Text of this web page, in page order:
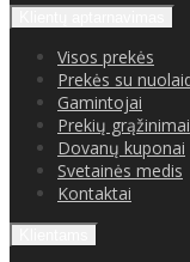
Visos prekės
Prekės su
Gamintojai
Prekių grąžinimai
Dovanų kuponai
Svetainės medis
Kontaktai